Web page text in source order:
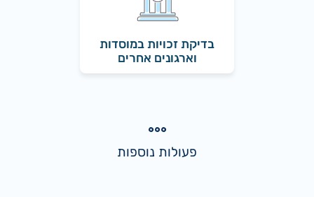
בדיקת זכויות במוסדות
וארגונים אחרים
פעולות נוספות